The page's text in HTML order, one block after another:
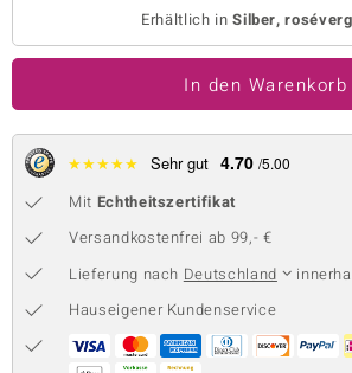
Collection
Collection
Erhältlich inSilber,
In den Warenkorb
★★★★★ Sehr gut 4.70 /5.00
Mit Echtheitszertifikat
Versandkostenfrei ab 99,- €
Lieferung nach Deutschland
Hauseigener Kundenservice